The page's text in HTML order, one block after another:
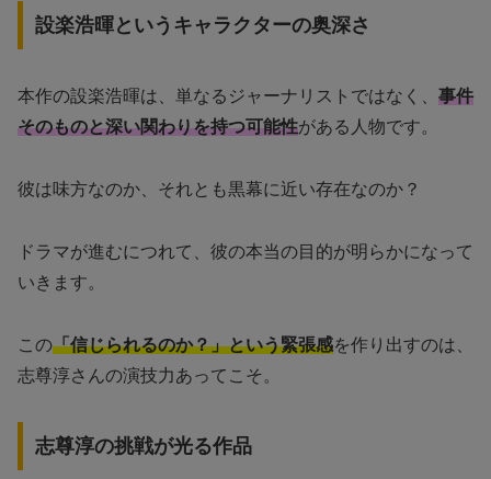
設楽浩暉というキャラクターの奥深さ
本作の設楽浩暉は、単なるジャーナリストではなく、 事件
そのものと深い関わりを持つ可能性がある人物です。
彼は味方なのか、それとも黒幕に近い存在なのか？
ドラマが進むにつれて、彼の本当の目的が明らかになって
いきます。
この「信じられるのか？」という緊張感を作り出すのは、
志尊淳さんの演技力あってこそ。
志尊淳の挑戦が光る作品